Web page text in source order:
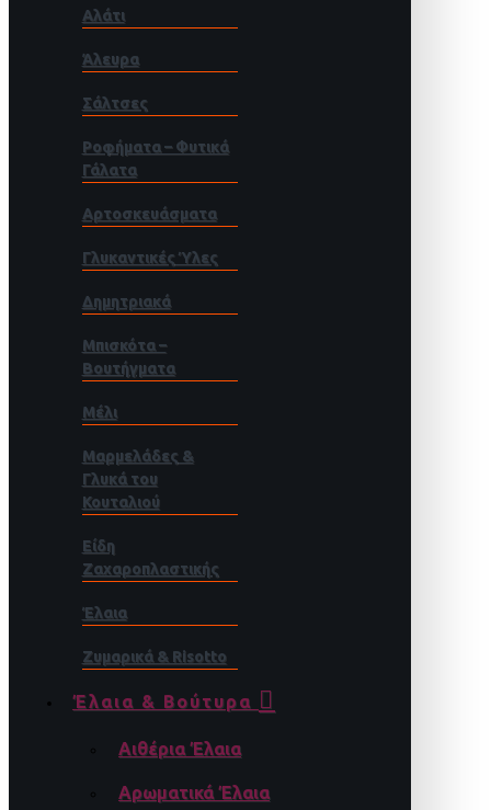
Αλάτι
Άλευρα
Σάλτσες
Ροφήματα – Φυτικά
Γάλατα
Αρτοσκευάσματα
Γλυκαντικές Ύλες
Δημητριακά
Μπισκότα –
Βουτήγματα
Μέλι
Μαρμελάδες &
Γλυκά του
Κουταλιού
Είδη
Ζαχαροπλαστικής
Έλαια
Ζυμαρικά & Risotto
Έλαια & Βούτυρα
Αιθέρια Έλαια
Αρωματικά Έλαια